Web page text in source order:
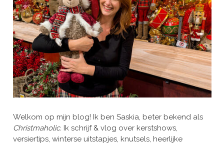
Welkom op mijn blog! Ik ben Saskia, beter bekend als
Christmaholic. Ik schrijf & vlog over kerstshows,
versiertips, winterse uitstapjes, knutsels, heerlijke